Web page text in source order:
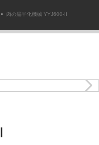
肉の扁平化機械 YYJ600-II